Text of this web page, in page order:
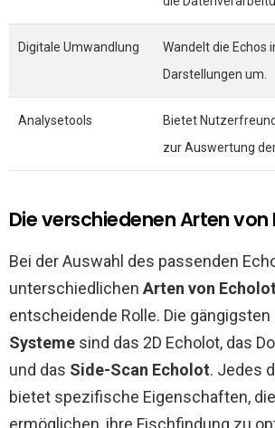
Digitale Umwandlung
Wandelt die Echos
Darstellungen um.
Analysetools
Bietet
zur Auswertung
Die verschiedenen Arten von
Bei der Auswahl des passenden
unterschiedlichen Arten von
entscheidende Rolle. Die gängigsten
Systeme sind das 2D Echolot, das
und das Side-Scan Echolot. Jedes
bietet spezifische Eigenschaften,
ermöglichen, ihre Fischfindung zu